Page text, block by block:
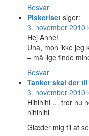
Besvar
Piskeriset siger:
3. november 2010
Hej Anne!
Uha, mon ikke jeg
– må lige finde
Besvar
Tanker skal der til
3. november 2010
Hihihihi … tror nu
hihihihi
Glæder mig til at